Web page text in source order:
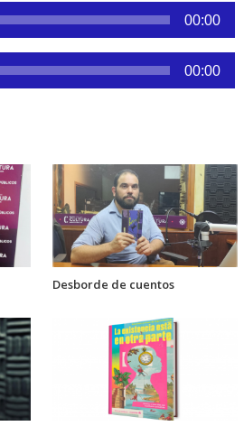
00:00
00:00
Desborde de cuentos